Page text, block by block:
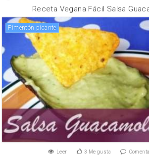
Receta Vegana Fácil Salsa
Pimentón picante
Leer 3 Me gusta